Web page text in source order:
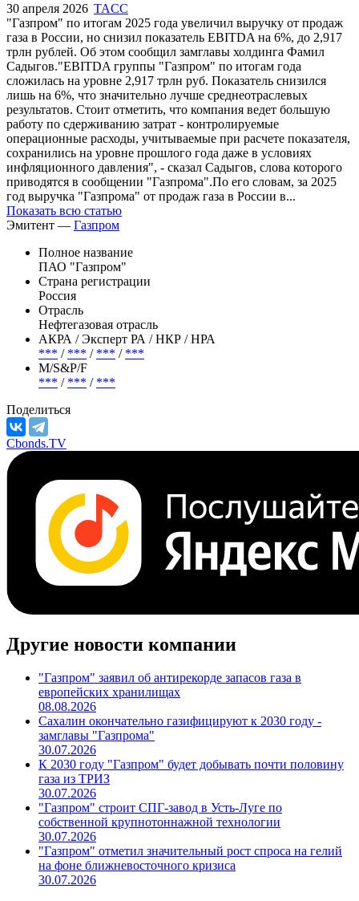
30 апреля 2026 TACC
"Газпром" по итогам 2025 года увеличил выручку от продаж
газа в России, но снизил показатель EBITDA на 6%, до 2,917
трлн рублей. Об этом сообщил замглавы холдинга Фамил
Садыгов."EBITDA группы "Газпром" по итогам года
сложилась на уровне 2,917 трлн руб. Показатель снизился
лишь на 6%, что значительно лучше среднеотраслевых
результатов. Стоит отметить, что компания ведет большую
работу по сдерживанию затрат - контролируемые
операционные расходы, учитываемые при расчете показателя,
сохранились на уровне прошлого года даже в условиях
инфляционного давления", - сказал Садыгов, слова которого
приводятся в сообщении "Газпрома".По его словам, за 2025
год выручка "Газпрома" от продаж газа в России в...
Показать всю статью
Эмитент — Газпром
Полное название
ПАО "Газпром"
Страна регистрации
Россия
Отрасль
Нефтегазовая отрасль
АКРА / Эксперт РА / НКР / НРА
*** / *** / *** / ***
М/S&P/F
*** / *** / ***
Поделиться
Cbonds.TV
Другие новости компании
"Газпром" заявил об антирекорде запасов газа в
европейских хранилищах
08.08.2026
Сахалин окончательно газифицируют к 2030 году -
замглавы "Газпрома"
30.07.2026
К 2030 году "Газпром" будет добывать почти половину
газа из ТРИЗ
30.07.2026
"Газпром" строит СПГ-завод в Усть-Луге по
собственной крупнотоннажной технологии
30.07.2026
"Газпром" отметил значительный рост спроса на гелий
на фоне ближневосточного кризиса
30.07.2026